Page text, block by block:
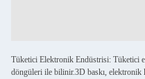
Tüketici Elektronik Endüstrisi: Tüketici
döngüleri ile bilinir.3D baskı, elektronik